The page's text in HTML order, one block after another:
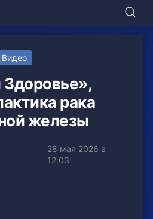
Видео
Здоровье»,
рака
железы
28 мая 2026 в
12:03